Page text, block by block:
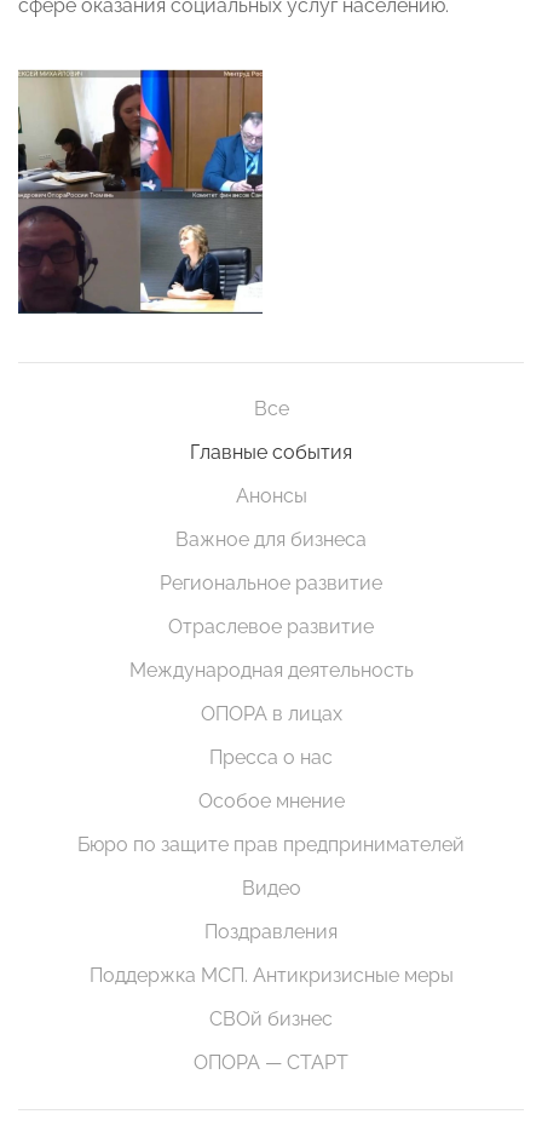
сфере оказания социальных услуг населению.
Все
Главные события
Анонсы
Важное для бизнеса
Региональное развитие
Отраслевое развитие
Международная деятельность
ОПОРА в лицах
Пресса о нас
Особое мнение
Бюро по защите прав предпринимателей
Видео
Поздравления
Поддержка МСП. Антикризисные меры
СВОй бизнес
ОПОРА — СТАРТ